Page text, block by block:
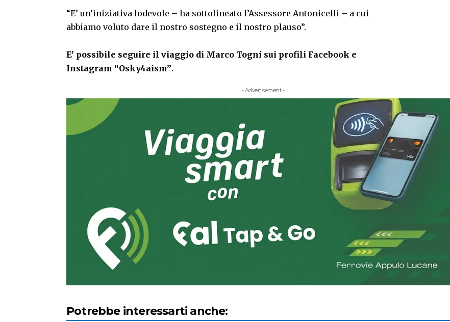
“E’ un’iniziativa lodevole – ha sottolineato l’Assessore Antonicelli – a cui
abbiamo voluto dare il nostro sostegno e il nostro plauso”.
E’ possibile seguire il viaggio di Marco Togni sui profili Facebook e
Instagram “Osky4aism”.
- Advertisement -
Potrebbe interessarti anche: